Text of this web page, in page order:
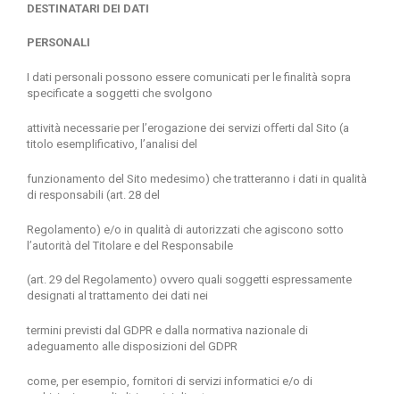
DESTINATARI DEI DATI
PERSONALI
I dati personali possono essere comunicati per le finalità sopra
specificate a soggetti che svolgono
attività necessarie per l’erogazione dei servizi oﬀerti dal Sito (a
titolo esemplificativo, l’analisi del
funzionamento del Sito medesimo) che tratteranno i dati in qualità
di responsabili (art. 28 del
Regolamento) e/o in qualità di autorizzati che agiscono sotto
l’autorità del Titolare e del Responsabile
(art. 29 del Regolamento) ovvero quali soggetti espressamente
designati al trattamento dei dati nei
termini previsti dal GDPR e dalla normativa nazionale di
adeguamento alle disposizioni del GDPR
come, per esempio, fornitori di servizi informatici e/o di